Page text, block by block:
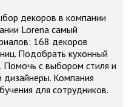
декоров в компании
Lorena самый
168 декоров
Подобрать кухонный
Помочь с выбором стиля и
дизайнеры. Компания
для сотрудников.